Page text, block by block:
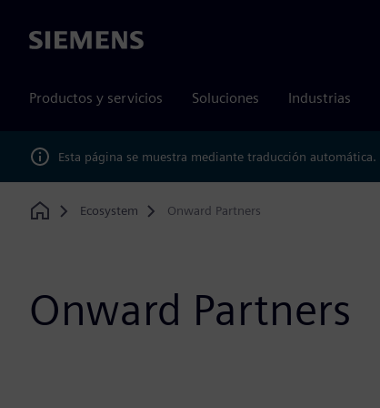
Siemens
Productos y servicios Soluciones Industrias
Esta página se muestra mediante traducción automática.
Home
Ecosystem Onward Partners
Onward Partners